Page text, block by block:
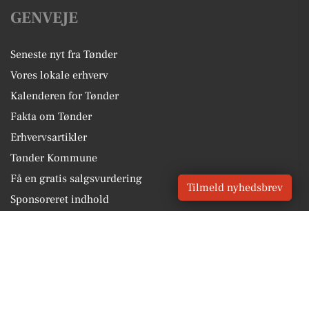
GENVEJE
Seneste nyt fra Tønder
Vores lokale erhverv
Kalenderen for Tønder
Fakta om Tønder
Erhvervsartikler
Tønder Kommune
Få en gratis salgsvurdering
Sponsoreret indhold
Tilmeld nyhedsbrev